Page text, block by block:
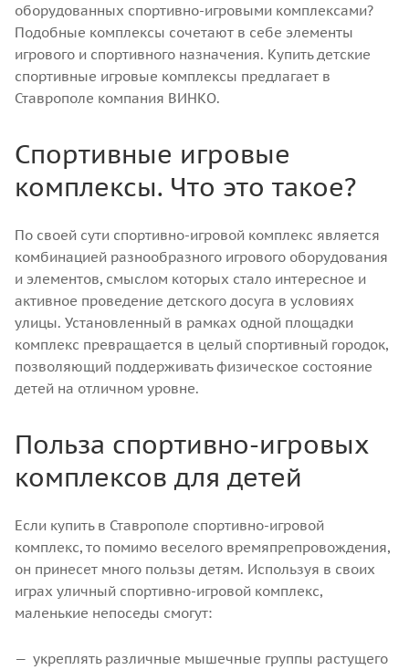
оборудованных спортивно-игровыми комплексами?
Подобные комплексы сочетают в себе элементы
игрового и спортивного назначения. Купить детские
спортивные игровые комплексы предлагает в
Ставрополе компания ВИНКО.
Спортивные игровые
комплексы. Что это такое?
По своей сути спортивно-игровой комплекс является
комбинацией разнообразного игрового оборудования
и элементов, смыслом которых стало интересное и
активное проведение детского досуга в условиях
улицы. Установленный в рамках одной площадки
комплекс превращается в целый спортивный городок,
позволяющий поддерживать физическое состояние
детей на отличном уровне.
Польза спортивно-игровых
комплексов для детей
Если купить в Ставрополе спортивно-игровой
комплекс, то помимо веселого времяпрепровождения,
он принесет много пользы детям. Используя в своих
играх уличный спортивно-игровой комплекс,
маленькие непоседы смогут:
укреплять различные мышечные группы растущего